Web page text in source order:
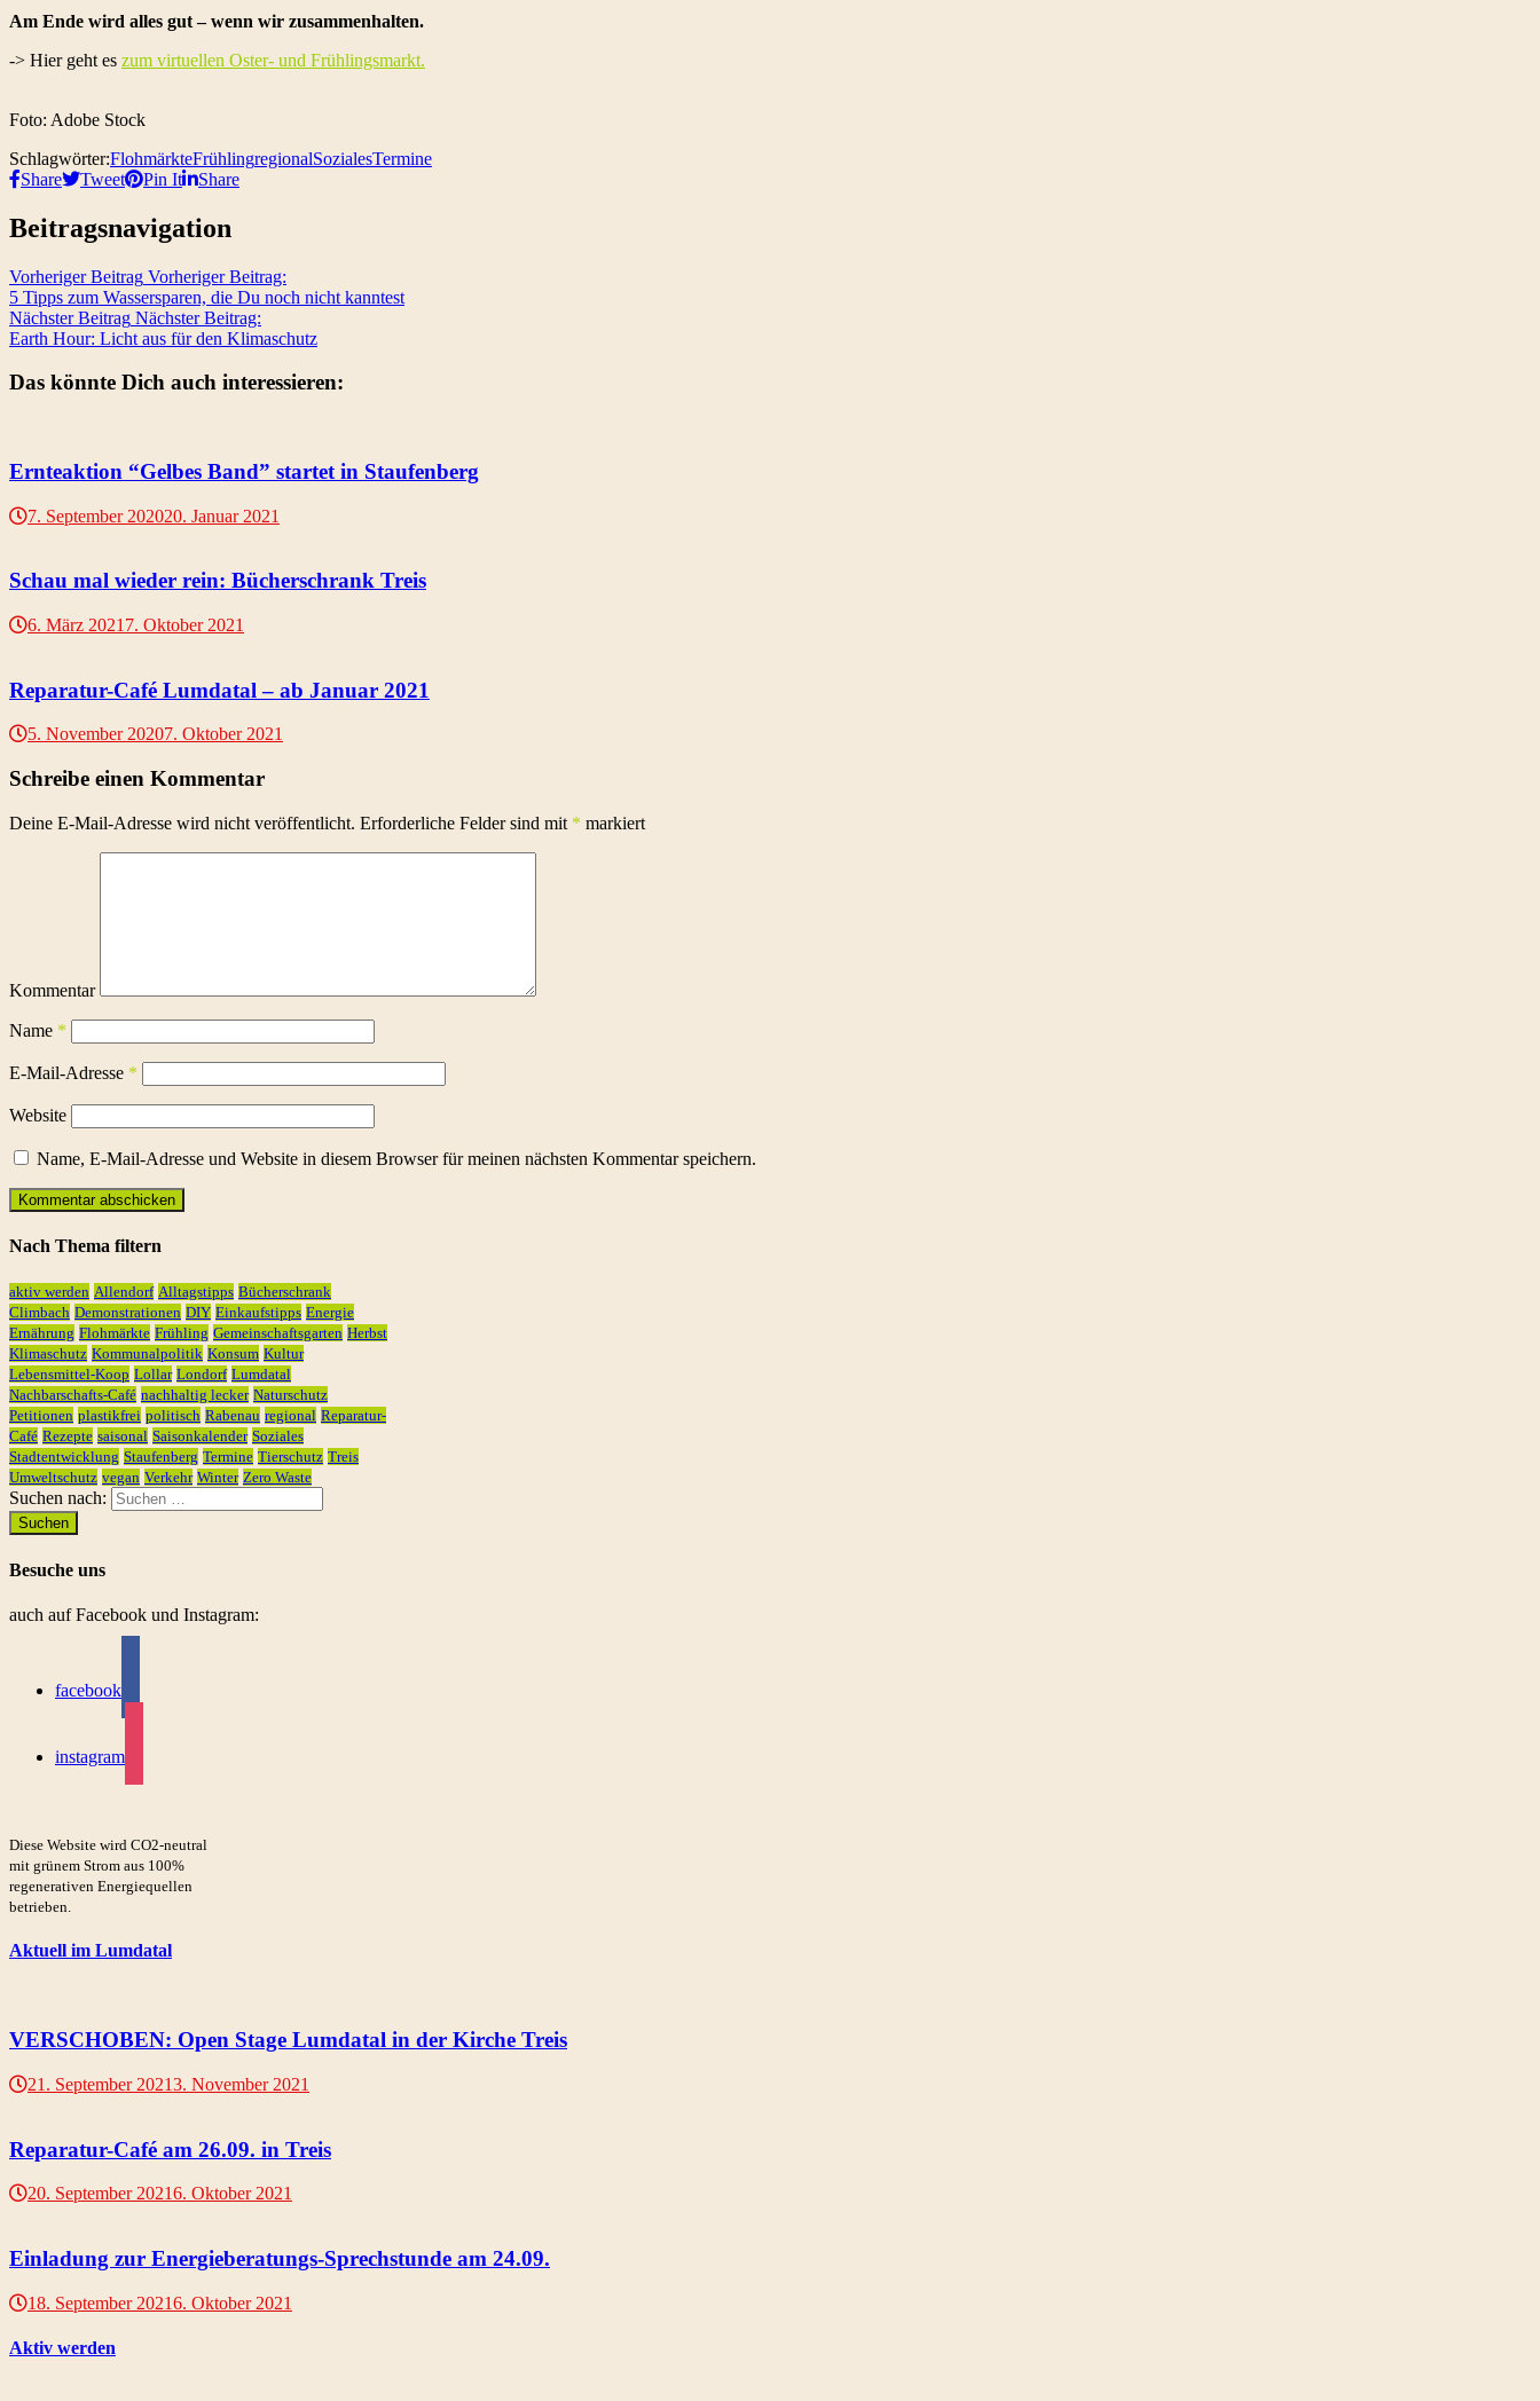
Am Ende wird alles gut – wenn wir zusammenhalten.
-> Hier geht es zum virtuellen Oster- und Frühlingsmarkt.
Foto: Adobe Stock
Schlagwörter:FlohmärkteFrühlingregionalSozialesTermine
Share
Tweet Pin It Share
Beitragsnavigation
Vorheriger Beitrag Vorheriger Beitrag:
5 Tipps zum Wassersparen, die Du noch nicht kanntest
Nächster Beitrag Nächster Beitrag:
Earth Hour: Licht aus für den Klimaschutz
Das könnte Dich auch interessieren:
Ernteaktion “Gelbes Band” startet in Staufenberg
7. September 202020. Januar 2021
Schau mal wieder rein: Bücherschrank Treis
6. März 2021 7. Oktober 2021
Reparatur-Café Lumdatal – ab Januar 2021
5. November 20207. Oktober 2021
Schreibe einen Kommentar
Deine E-Mail-Adresse wird nicht veröffentlicht. Erforderliche Felder sind mit * markiert
Kommentar
Name *
E-Mail-Adresse *
Website
Name, E-Mail-Adresse und Website in diesem Browser für meinen nächsten Kommentar speichern.
Nach Thema filtern
aktiv werden Allendorf Alltagstipps Bücherschrank
Climbach Demonstrationen DIY Einkaufstipps Energie
Ernährung Flohmärkte Frühling Gemeinschaftsgarten Herbst
Klimaschutz Kommunalpolitik Konsum Kultur
Lebensmittel-Koop Lollar Londorf Lumdatal
Nachbarschafts-Café nachhaltig lecker Naturschutz
Petitionen plastikfrei politisch Rabenau regional Reparatur-
Café Rezepte saisonal Saisonkalender Soziales
Stadtentwicklung Staufenberg Termine Tierschutz Treis
Umweltschutz vegan Verkehr Winter Zero Waste
Suchen nach:
Besuche uns
auch auf Facebook und Instagram:
facebook
instagram
Diese Website wird CO2-neutral
mit grünem Strom aus 100%
regenerativen Energiequellen
betrieben.
Aktuell im Lumdatal
VERSCHOBEN: Open Stage Lumdatal in der Kirche Treis
21. September 20213. November 2021
Reparatur-Café am 26.09. in Treis
20. September 20216. Oktober 2021
Einladung zur Energieberatungs-Sprechstunde am 24.09.
18. September 20216. Oktober 2021
Aktiv werden